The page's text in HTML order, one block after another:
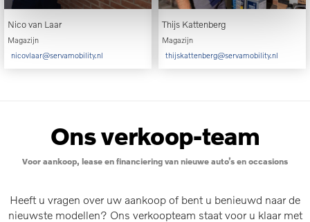
Nico van Laar
Magazijn
nicovlaar@servamobility.nl
Thijs Kattenberg
Magazijn
thijskattenberg@servamobility.nl
Ons verkoop-team
Voor aankoop, lease en financiering van nieuwe auto’s en occasions
Heeft u vragen over uw aankoop of bent u benieuwd naar de
nieuwste modellen? Ons verkoopteam staat voor u klaar met